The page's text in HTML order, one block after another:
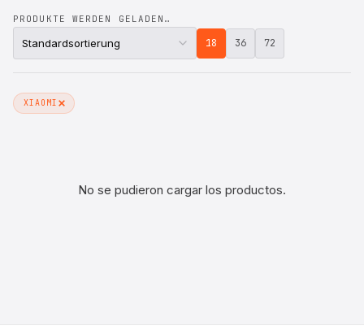
PRODUKTE WERDEN GELADEN…
18 36 72
XIAOMI
No se pudieron cargar los productos.